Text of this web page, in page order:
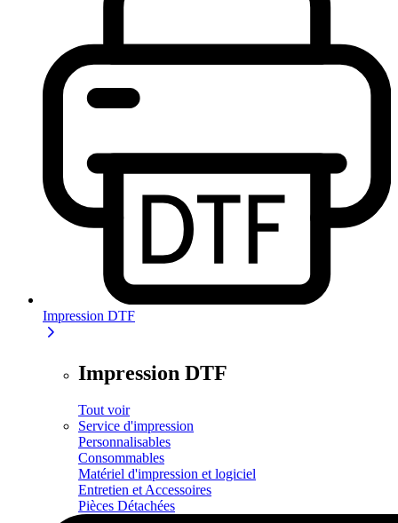
Impression DTF
Impression DTF
Tout voir
Service d'impression
Personnalisables
Consommables
Matériel d'impression et logiciel
Entretien et Accessoires
Pièces Détachées